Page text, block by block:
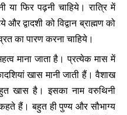
फिर पढ़नी चाहिये। रात्रि में
द्वादशी को विद्वान ब्राह्मण को
का पारण करना चाहिये।
माना जाता है। प्रत्येक मास में
खास मानी जाती हैं। वैशाख
खास है। इसका नाम वरुथिनी
हैं। बहुत ही पुण्य और सौभाग्य